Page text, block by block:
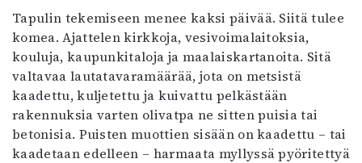
Toimitus
Mediatiedot
Kaltio ry
Tapulin tekemiseen menee kaksi päivää. Siitä tulee
komea. Ajattelen kirkkoja, vesivoimalaitoksia,
kouluja, kaupunkitaloja ja maalaiskartanoita. Sitä
valtavaa lautatavaramäärää, jota on metsistä
kaadettu, kuljetettu ja kuivattu pelkästään
rakennuksia varten olivatpa ne sitten puisia tai
betonisia. Puisten muottien sisään on kaadettu – tai
kaadetaan edelleen – harmaata myllyssä pyöritettyä